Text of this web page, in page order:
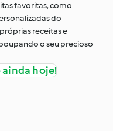
favoritas, como
do
receitas e
o seu precioso
hoje!